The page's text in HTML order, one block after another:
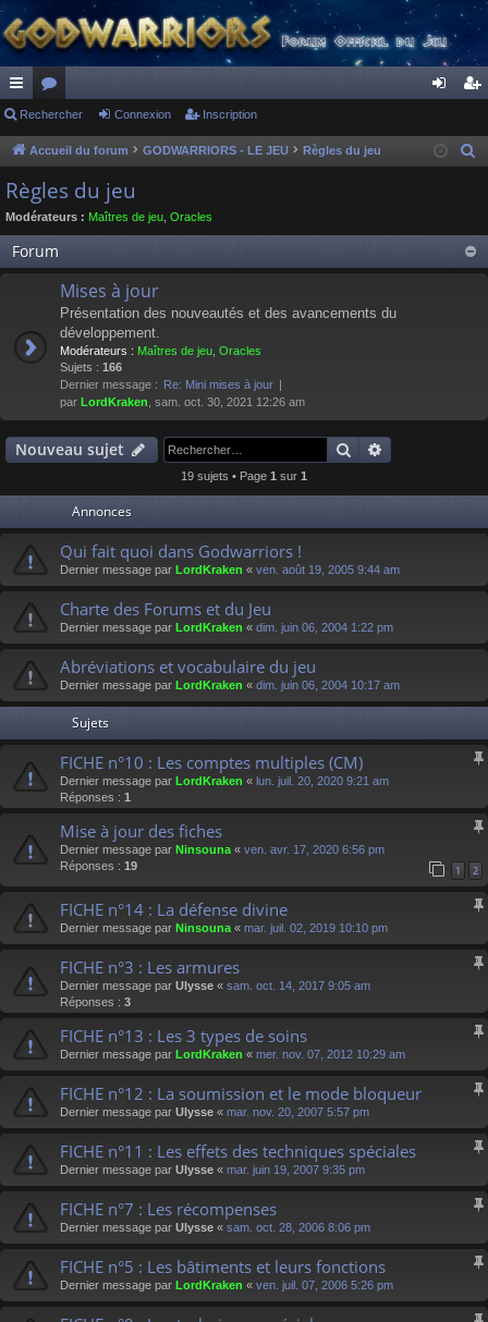
ac
co
ur
ci
s
or
u
m
s
ne cri
Rechercher Connexion Inscription
Accueil du forum GODWARRIORS - LE JEU Règles du jeu
r
Règles du jeu
Modérateurs : Maîtres de jeu Oracles
Forum
Mises à jour
Présentation des nouveautés et des avancements du
développement.
Modérateurs : Maîtres de jeu Oracles
Sujets : 166
Dernier message : Re: Mini mises à jour
par LordKraken , sam. oct. 30, 2021 12:26 am
Nouveau sujet Rechercher
19 sujets • Page 1 sur 1
Annonces
Qui fait quoi dans Godwarriors !
Dernier message par LordKraken « ven. août 19, 2005 9:44 am
Charte des Forums et du Jeu
Dernier message par LordKraken « dim. juin 06, 2004 1:22 pm
Abréviations et vocabulaire du jeu
Dernier message par LordKraken « dim. juin 06, 2004 10:17 am
Sujets
FICHE n°10 : Les comptes multiples (CM)
Dernier message par LordKraken « lun. juil. 20, 2020 9:21 am
Réponses : 1
Mise à jour des fiches
Dernier message par Ninsouna « ven. avr. 17, 2020 6:56 pm
Réponses : 19 1 2
FICHE n°14 : La défense divine
Dernier message par Ninsouna « mar. juil. 02, 2019 10:10 pm
FICHE n°3 : Les armures
Dernier message par Ulysse « sam. oct. 14, 2017 9:05 am
Réponses : 3
FICHE n°13 : Les 3 types de soins
Dernier message par LordKraken « mer. nov. 07, 2012 10:29 am
FICHE n°12 : La soumission et le mode bloqueur
Dernier message par Ulysse « mar. nov. 20, 2007 5:57 pm
FICHE n°11 : Les effets des techniques spéciales
Dernier message par Ulysse « mar. juin 19, 2007 9:35 pm
FICHE n°7 : Les récompenses
Dernier message par Ulysse « sam. oct. 28, 2006 8:06 pm
FICHE n°5 : Les bâtiments et leurs fonctions
Dernier message par LordKraken « ven. juil. 07, 2006 5:26 pm